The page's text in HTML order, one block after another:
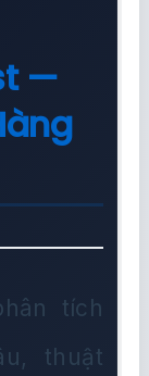
—
tích
thuật